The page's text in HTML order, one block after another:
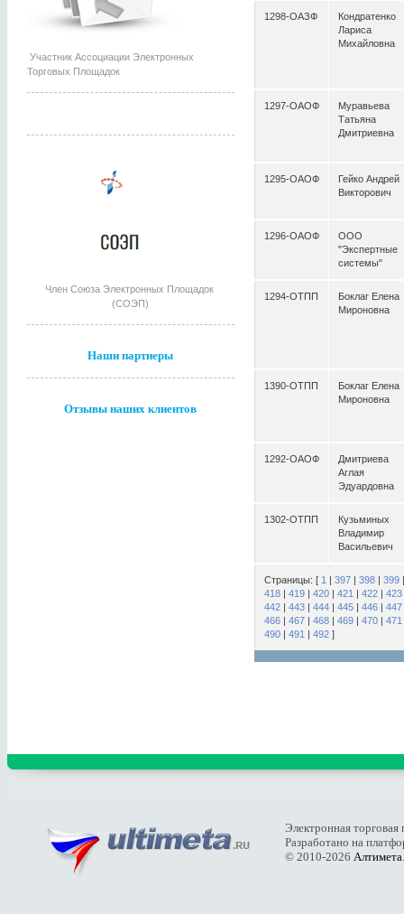
Участник Ассоциации Электронных
Торговых Площадок
Член Союза Электронных Площадок
(СОЭП)
Наши партнеры
Отзывы наших клиентов
1298-ОАЗФ
Кондратенко
Лариса
Михайловна
1297-ОАОФ
Муравьева
Татьяна
Дмитриевна
1295-ОАОФ
Гейко Андрей
Викторович
1296-ОАОФ
ООО
"Экспертные
системы"
1294-ОТПП
Боклаг Елена
Мироновна
1390-ОТПП
Боклаг Елена
Мироновна
1292-ОАОФ
Дмитриева
Аглая
Эдуардовна
1302-ОТПП
Кузьминых
Владимир
Васильевич
Страницы: [ 1 | 397 | 398 | 399
418 | 419 | 420 | 421 | 422 | 423
442 | 443 | 444 | 445 | 446 | 447
466 | 467 | 468 | 469 | 470 | 471
490 | 491 | 492 ]
Электронная
Разработано на
© 2010-2026 Алтимета.